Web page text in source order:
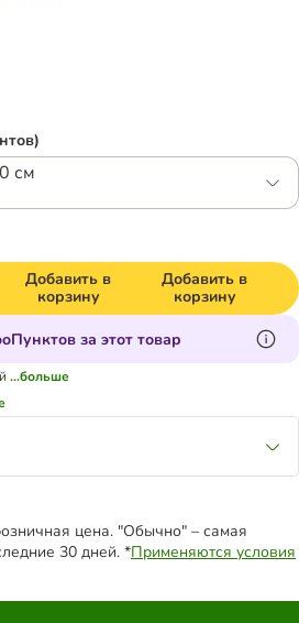
см
Добавить в
корзину
Добавить в
корзину
за этот товар
...больше
цена. "Обычно" – самая
30 дней. *Применяются условия